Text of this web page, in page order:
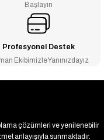
Başlayın
Profesyonel Destek
Ekibimizle Yanınızdayız
çözümleri ve yenilenebilir
anlayışıyla sunmaktadır.